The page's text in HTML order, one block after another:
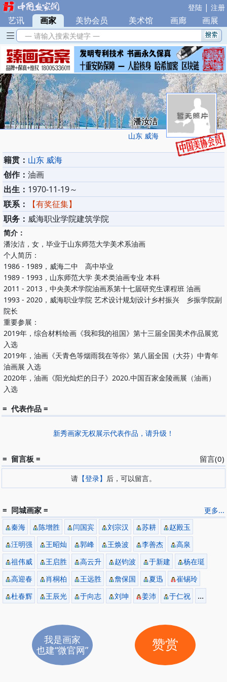
登陆 | 注册
艺讯 | 画家 美协会员 美术馆 画廊 画展
— 请输入搜索关键字 —
潘汝洁
山东 威海
籍贯： 山东 威海
创作： 油画
出生： 1970-11-19～
联系：
【有奖征集】
职务： 威海职业学院建筑学院
简介：
潘汝洁，女，毕业于山东师范大学美术系油画
个人简历：
1986 - 1989，威海二中 高中毕业
1989 - 1993，山东师范大学 美术类油画专业 本科
2011 - 2013，中央美术学院油画系第十七届研究生课程班 油画
1993 - 2020，威海职业学院 艺术设计规划设计乡村振兴 乡振学院副
院长
重要参展：
2019年，综合材料绘画《我和我的祖国》第十三届全国美术作品展览
入选
2019年，油画《天青色等烟雨我在等你》第八届全国（大芬）中青年
油画展 入选
2020年，油画《阳光灿烂的日子》2020.中国百家金陵画展（油画）
入选
= 代表作品 =
新秀画家无权展示代表作品，请升级！
留言(0)
= 留言板 =
请 【登录】 后，可以留言。
更多...
= 同城画家 =
秦海 陈增胜 闫国宾 刘宗汉 苏耕
赵殿玉
汪明强
王昭灿 郭峰 王焕波 李善杰
高泉
祖伟威
王启胜 高云升 赵钧波 于新建
杨在珽
高迎春
肖桐柏 王远胜 詹保国 夏迅
崔锡玲
杜春辉
王辰光 于向志 刘坤 姜沛 于仁祝 ...
我是画家
也建“微官网”
赞赏